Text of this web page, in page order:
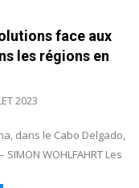
face aux
les régions en
2023
dans le Cabo Delgado,
WOHLFAHRT Les